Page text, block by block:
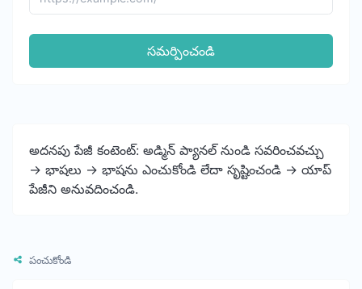
సమర్పించండి
అదనపు పేజీ కంటెంట్: అడ్మిన్ ప్యానల్ నుండి సవరించవచ్చు
-> భాషలు -> భాషను ఎంచుకోండి లేదా సృష్టించండి -> యాప్
పేజీని అనువదించండి.
పంచుకోండి